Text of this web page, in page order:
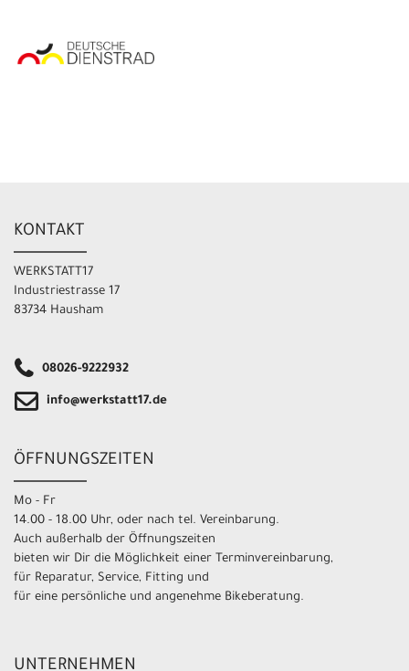
KONTAKT
WERKSTATT17
Industriestrasse 17
83734 Hausham
08026-9222932
info@werkstatt17.de
ÖFFNUNGSZEITEN
Mo - Fr
14.00 - 18.00 Uhr, oder nach tel. Vereinbarung.
Auch außerhalb der Öffnungszeiten
bieten wir Dir die Möglichkeit einer Terminvereinbarung,
für Reparatur, Service, Fitting und
für eine persönliche und angenehme Bikeberatung.
UNTERNEHMEN